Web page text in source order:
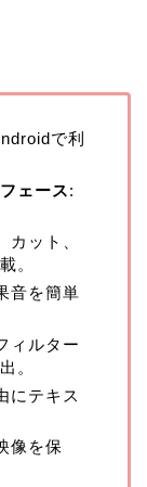
で利
ェース:
カット、
。
音を簡単
ィルター
。
にテキス
像を保